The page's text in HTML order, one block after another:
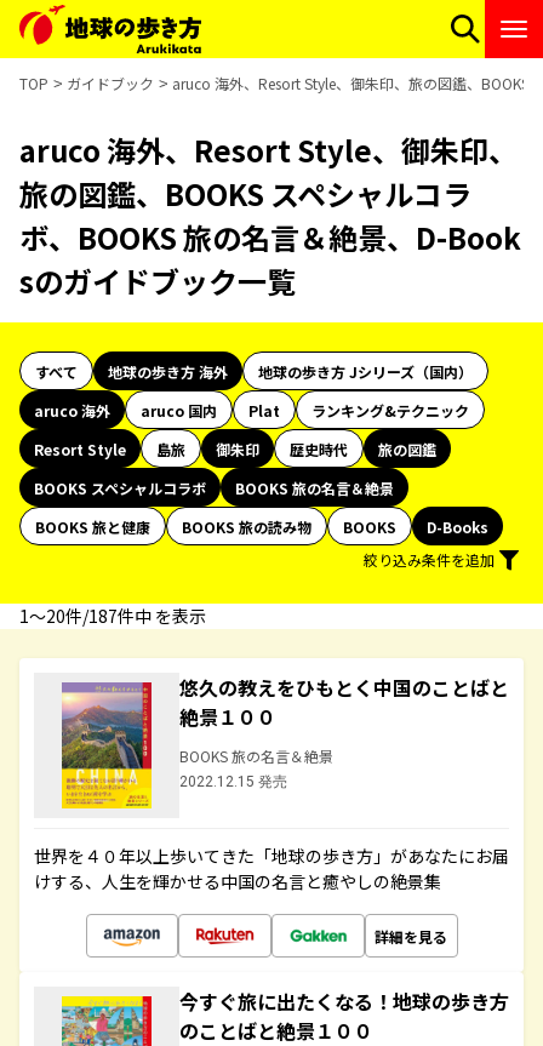
TOP ガイドブック aruco 海外、Resort Style、御朱印、旅の図鑑、BOOKS
aruco 海外、Resort Style、御朱印、
旅の図鑑、BOOKS スペシャルコラ
ボ、BOOKS 旅の名言＆絶景、D-Book
sのガイドブック一覧
すべて 地球の歩き方 海外
地球の歩き方 Jシリーズ（国内）
aruco 海外
aruco 国内 Plat
ランキング&テクニック
Resort Style
島旅 御朱印 歴史時代
旅の図鑑
BOOKS スペシャルコラボ
BOOKS 旅の名言＆絶景
BOOKS 旅と健康
BOOKS 旅の読み物 BOOKS
D-Books
絞り込み条件を追加
1〜20件/187件中 を表示
悠久の教えをひもとく中国のことばと
絶景１００
BOOKS 旅の名言＆絶景
2022.12.15 発売
世界を４０年以上歩いてきた「地球の歩き方」があなたにお届
けする、人生を輝かせる中国の名言と癒やしの絶景集
詳細を見る
今すぐ旅に出たくなる！地球の歩き方
のことばと絶景１００